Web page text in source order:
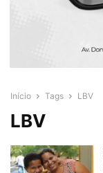
Início Tags LBV
LBV